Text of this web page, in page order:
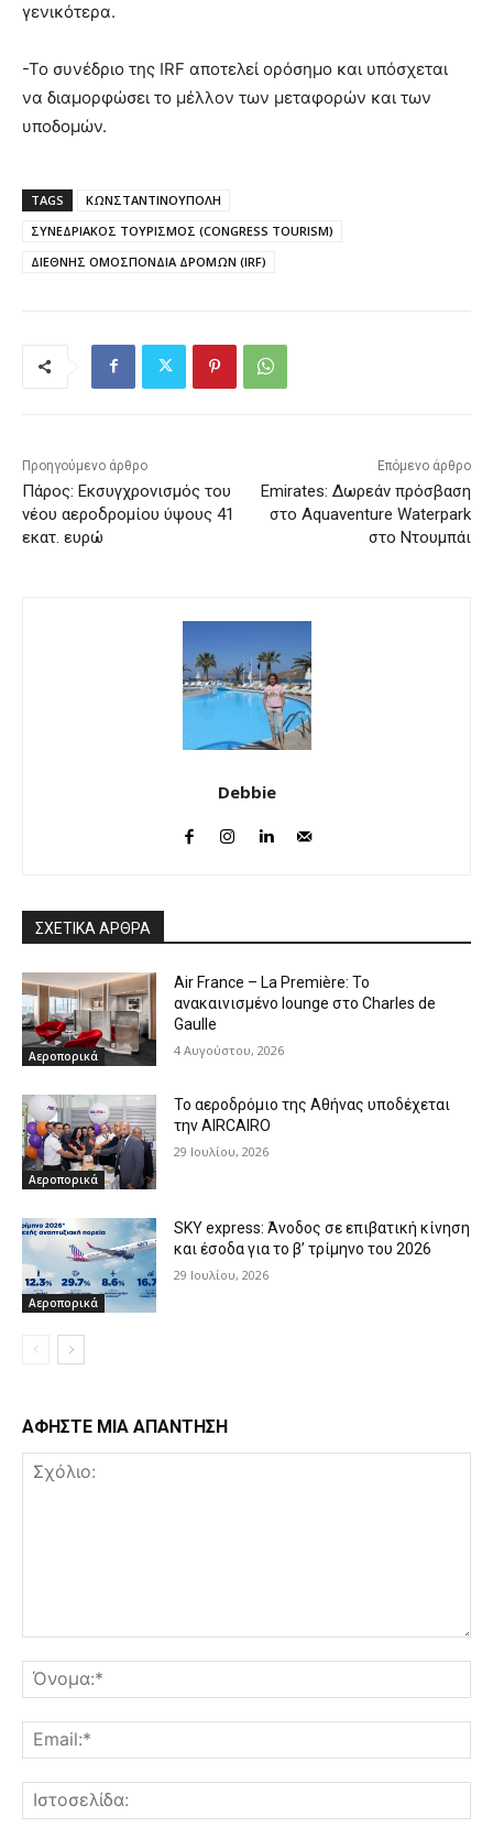
γενικότερα.
-Το συνέδριο της IRF αποτελεί ορόσημο και υπόσχεται
να διαμορφώσει το μέλλον των μεταφορών και των
υποδομών.
TAGS
ΚΩΝΣΤΑΝΤΙΝΟΥΠΟΛΗ
ΣΥΝΕΔΡΙΑΚΟΣ ΤΟΥΡΙΣΜΟΣ (CONGRESS TOURISM)
ΔΙΕΘΝΗΣ ΟΜΟΣΠΟΝΔΙΑ ΔΡΟΜΩΝ (IRF)
Προηγούμενο άρθρο
Πάρος: Εκσυγχρονισμός του
νέου αεροδρομίου ύψους 41
εκατ. ευρώ
Επόμενο άρθρο
Emirates: Δωρεάν πρόσβαση
στο Aquaventure Waterpark
στο Ντουμπάι
Debbie
ΣΧΕΤΙΚΑ ΑΡΘΡΑ
Αεροπορικά
Air France – La Première: Το
ανακαινισμένο lounge στο Charles de
Gaulle
4 Αυγούστου, 2026
Αεροπορικά
Το αεροδρόμιο της Αθήνας υποδέχεται
την AIRCAIRO
29 Ιουλίου, 2026
Αεροπορικά
SKY express: Άνοδος σε επιβατική κίνηση
και έσοδα για το β’ τρίμηνο του 2026
29 Ιουλίου, 2026
ΑΦΗΣΤΕ ΜΙΑ ΑΠΑΝΤΗΣΗ